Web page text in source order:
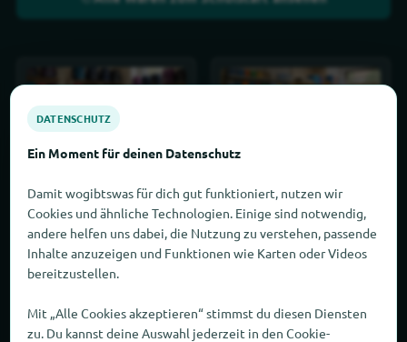
Schulbedarf Schulhefte
DATENSCHUTZ
Ein Moment für deinen Datenschutz
Damit wogibtswas für dich gut funktioniert, nutzen wir
Cookies und ähnliche Technologien. Einige sind notwendig,
andere helfen uns dabei, die Nutzung zu verstehen, passende
Inhalte anzuzeigen und Funktionen wie Karten oder Videos
bereitzustellen.
Mit „Alle Cookies akzeptieren“ stimmst du diesen Diensten
zu. Du kannst deine Auswahl jederzeit in den Cookie-